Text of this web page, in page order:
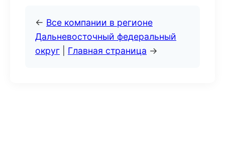
← Все компании в регионе
Дальневосточный федеральный
округ
Главная страница →